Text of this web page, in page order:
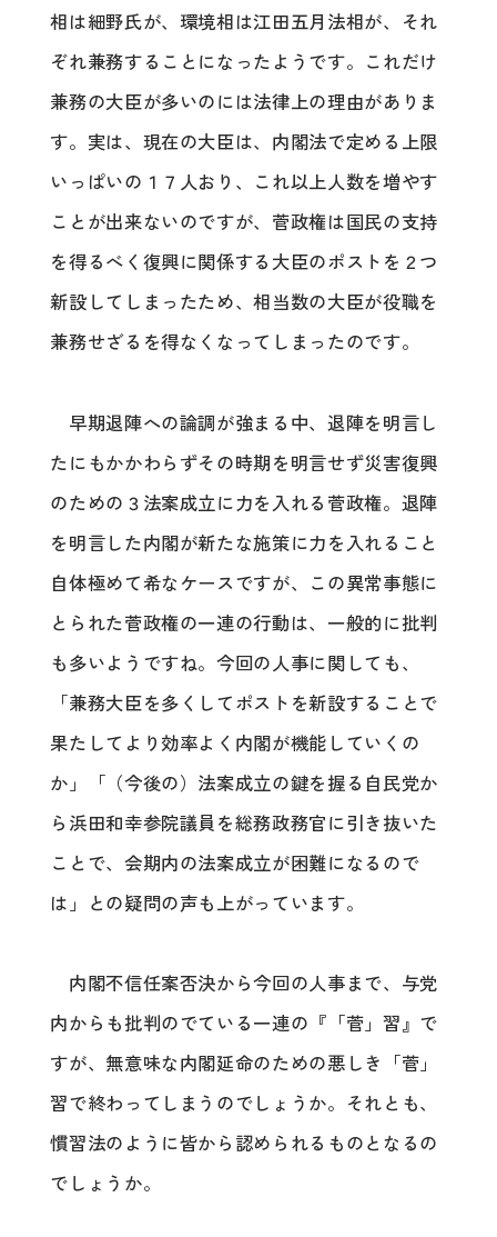
相は細野氏が、環境相は江田五月法相が、それ
ぞれ兼務することになったようです。これだけ
兼務の大臣が多いのには法律上の理由がありま
す。実は、現在の大臣は、内閣法で定める上限
いっぱいの１７人おり、これ以上人数を増やす
ことが出来ないのですが、菅政権は国民の支持
を得るべく復興に関係する大臣のポストを２つ
新設してしまったため、相当数の大臣が役職を
兼務せざるを得なくなってしまったのです。
早期退陣への論調が強まる中、退陣を明言し
たにもかかわらずその時期を明言せず災害復興
のための３法案成立に力を入れる菅政権。退陣
を明言した内閣が新たな施策に力を入れること
自体極めて希なケースですが、この異常事態に
とられた菅政権の一連の行動は、一般的に批判
も多いようですね。今回の人事に関しても、
「兼務大臣を多くしてポストを新設することで
果たしてより効率よく内閣が機能していくの
か」「（今後の）法案成立の鍵を握る自民党か
ら浜田和幸参院議員を総務政務官に引き抜いた
ことで、会期内の法案成立が困難になるので
は」との疑問の声も上がっています。
内閣不信任案否決から今回の人事まで、与党
内からも批判のでている一連の『「菅」習』で
すが、無意味な内閣延命のための悪しき「菅」
習で終わってしまうのでしょうか。それとも、
慣習法のように皆から認められるものとなるの
でしょうか。